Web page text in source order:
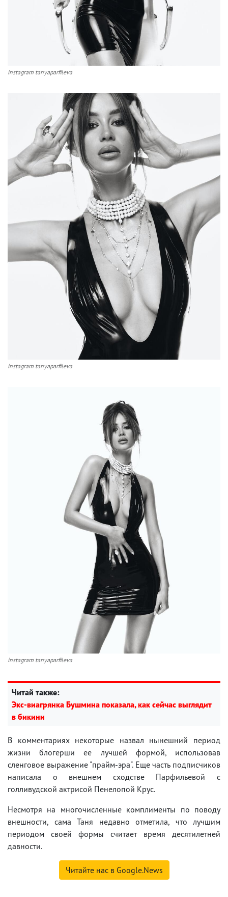
instagram tanyaparfileva
instagram tanyaparfileva
instagram tanyaparfileva
Читай также:
Экс-виагрянка Бушмина показала, как сейчас выглядит
в бикини
В комментариях некоторые назвал нынешний период
жизни блогерши ее лучшей формой, использовав
сленговое выражение "прайм-эра". Еще часть подписчиков
написала о внешнем сходстве Парфильевой с
голливудской актрисой Пенелопой Крус.
Несмотря на многочисленные комплименты по поводу
внешности, сама Таня недавно отметила, что лучшим
периодом своей формы считает время десятилетней
давности.
Читайте нас в Google.News